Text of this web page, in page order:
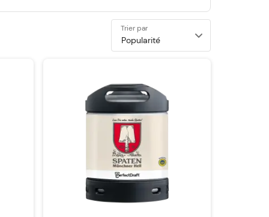
Trier par